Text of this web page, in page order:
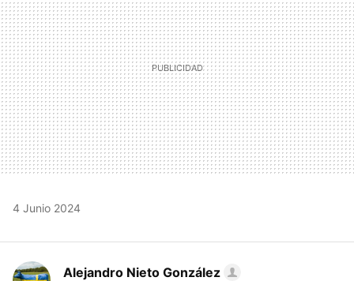
4 Junio 2024
Alejandro Nieto González